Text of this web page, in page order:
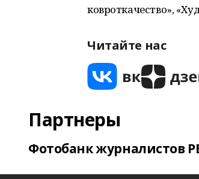
ковроткачество»,
Читайте нас
Партнеры
Фотобанк журналистов